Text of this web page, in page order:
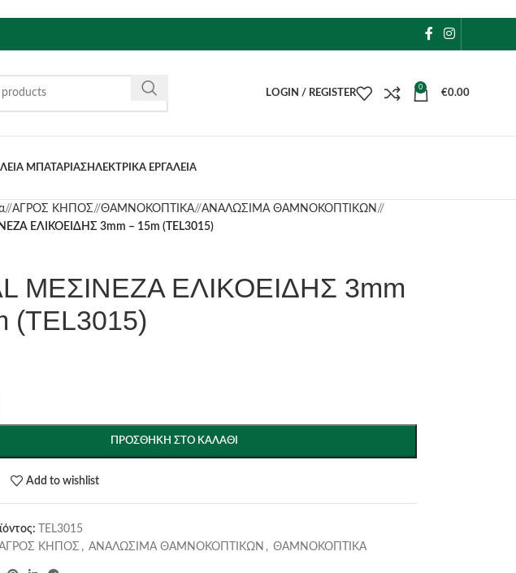
LOGIN / REGISTER
0
€0.00
ΜΠΑΤΑΡΙΑΣΗΛΕΚΤΡΙΚΑ ΕΡΓΑΛΕΙΑ
/ ΑΓΡΟΣ ΚΗΠΟΣ/ ΘΑΜΝΟΚΟΠΤΙΚΑ/ ΑΝΑΛΩΣΙΜΑ ΘΑΜΝΟΚΟΠΤΙΚΩΝ /
ΕΛΙΚΟΕΙΔΗΣ 3mm – 15m (TEL3015)
ΜΕΣΙΝΕΖΑ ΕΛΙΚΟΕΙΔΗΣ 3mm
(TEL3015)
ΠΡΟΣΘΉΚΗ ΣΤΟ ΚΑΛΆΘΙ
Add to wishlist
TEL3015
ΚΗΠΟΣ , ΑΝΑΛΩΣΙΜΑ ΘΑΜΝΟΚΟΠΤΙΚΩΝ , ΘΑΜΝΟΚΟΠΤΙΚΑ